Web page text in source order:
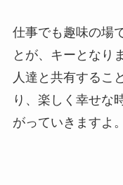
仕事でも趣味の場
とが、キーとなり
人達と共有するこ
り、楽しく幸せな
がっていきますよ。